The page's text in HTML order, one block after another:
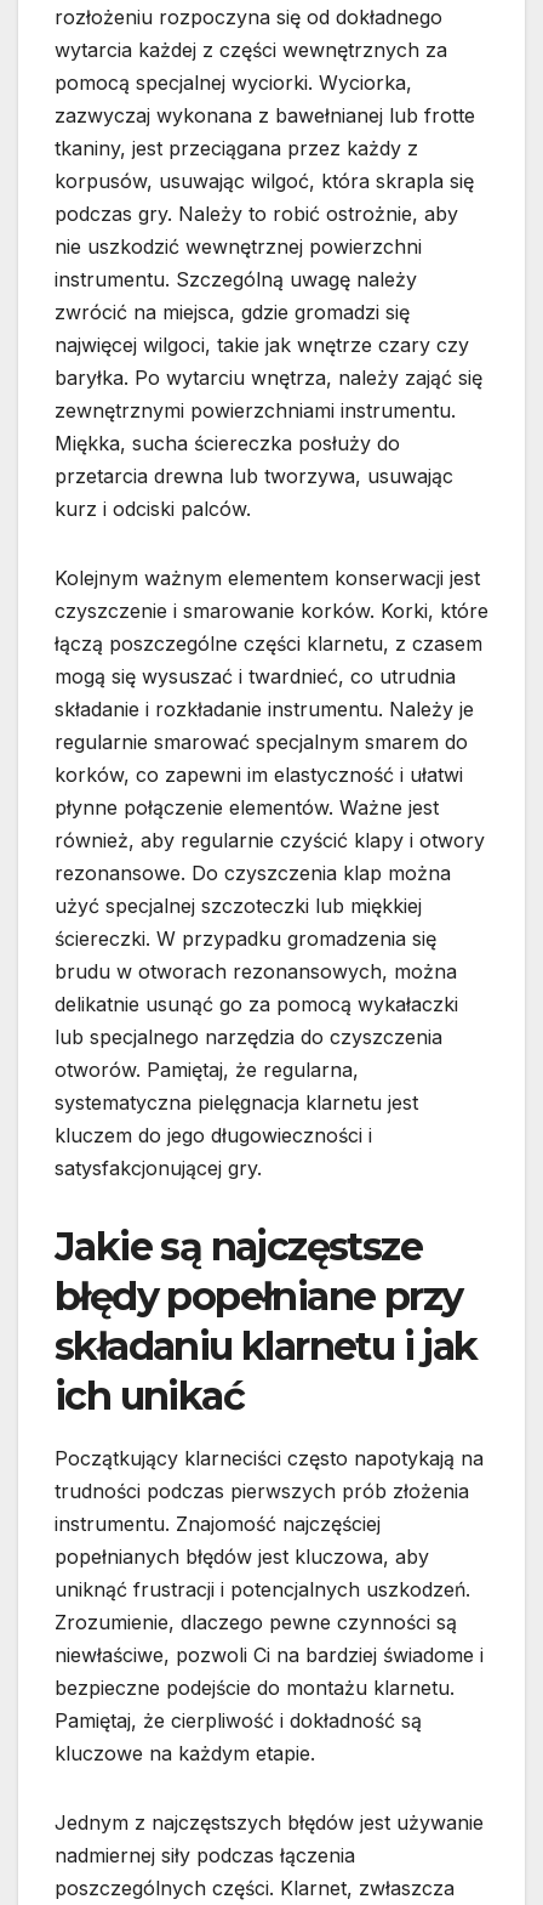
rozłożeniu rozpoczyna się od dokładnego
wytarcia każdej z części wewnętrznych za
pomocą specjalnej wyciorki. Wyciorka,
zazwyczaj wykonana z bawełnianej lub frotte
tkaniny, jest przeciągana przez każdy z
korpusów, usuwając wilgoć, która skrapla się
podczas gry. Należy to robić ostrożnie, aby
nie uszkodzić wewnętrznej powierzchni
instrumentu. Szczególną uwagę należy
zwrócić na miejsca, gdzie gromadzi się
najwięcej wilgoci, takie jak wnętrze czary czy
baryłka. Po wytarciu wnętrza, należy zająć się
zewnętrznymi powierzchniami instrumentu.
Miękka, sucha ściereczka posłuży do
przetarcia drewna lub tworzywa, usuwając
kurz i odciski palców.
Kolejnym ważnym elementem konserwacji jest
czyszczenie i smarowanie korków. Korki, które
łączą poszczególne części klarnetu, z czasem
mogą się wysuszać i twardnieć, co utrudnia
składanie i rozkładanie instrumentu. Należy je
regularnie smarować specjalnym smarem do
korków, co zapewni im elastyczność i ułatwi
płynne połączenie elementów. Ważne jest
również, aby regularnie czyścić klapy i otwory
rezonansowe. Do czyszczenia klap można
użyć specjalnej szczoteczki lub miękkiej
ściereczki. W przypadku gromadzenia się
brudu w otworach rezonansowych, można
delikatnie usunąć go za pomocą wykałaczki
lub specjalnego narzędzia do czyszczenia
otworów. Pamiętaj, że regularna,
systematyczna pielęgnacja klarnetu jest
kluczem do jego długowieczności i
satysfakcjonującej gry.
Jakie są najczęstsze
błędy popełniane przy
składaniu klarnetu i jak
ich unikać
Początkujący klarneciści często napotykają na
trudności podczas pierwszych prób złożenia
instrumentu. Znajomość najczęściej
popełnianych błędów jest kluczowa, aby
uniknąć frustracji i potencjalnych uszkodzeń.
Zrozumienie, dlaczego pewne czynności są
niewłaściwe, pozwoli Ci na bardziej świadome i
bezpieczne podejście do montażu klarnetu.
Pamiętaj, że cierpliwość i dokładność są
kluczowe na każdym etapie.
Jednym z najczęstszych błędów jest używanie
nadmiernej siły podczas łączenia
poszczególnych części. Klarnet, zwłaszcza